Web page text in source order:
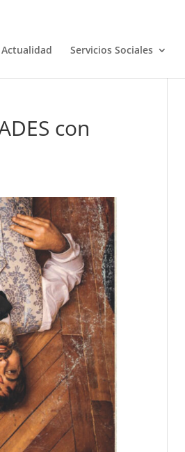
Actualidad Servicios Sociales
con